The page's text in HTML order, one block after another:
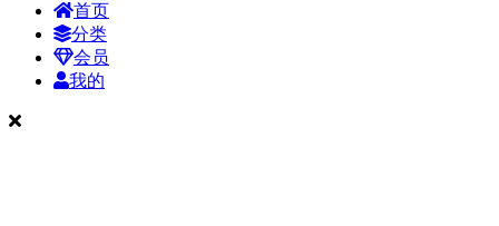
首页
分类
会员
我的